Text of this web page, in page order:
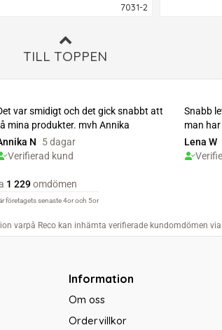
7031-2
TILL TOPPEN
Information
Om oss
Ordervillkor